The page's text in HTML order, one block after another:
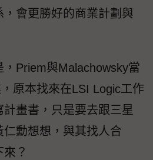
會更勝好的商業計劃與
Priem與Malachowsky當
原本找來在LSI Logic工作
畫書，只是要去跟三星
勳想想，與其找人合
？